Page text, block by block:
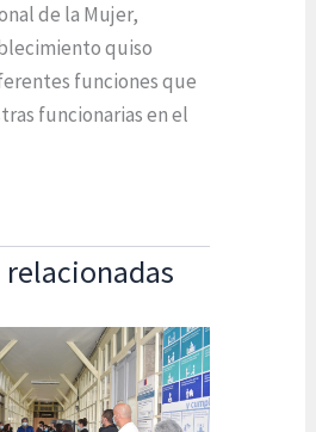
de la Mujer,
quiso
funciones que
funcionarias en el
relacionadas